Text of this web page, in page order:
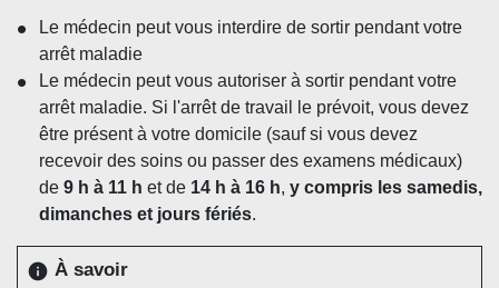
Le médecin peut vous interdire de sortir pendant votre
arrêt maladie
Le médecin peut vous autoriser à sortir pendant votre
arrêt maladie. Si l'arrêt de travail le prévoit, vous devez
être présent à votre domicile (sauf si vous devez
recevoir des soins ou passer des examens médicaux)
de 9 h à 11 h et de 14 h à 16 h, y compris les samedis,
dimanches et jours fériés.
info À savoir